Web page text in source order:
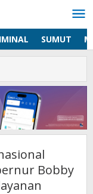
SUMUT
Bobby